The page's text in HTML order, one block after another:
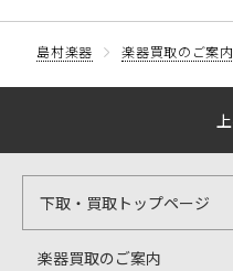
島村楽器 楽器買取のご案内
下取・買取トップページ
楽器買取のご案内